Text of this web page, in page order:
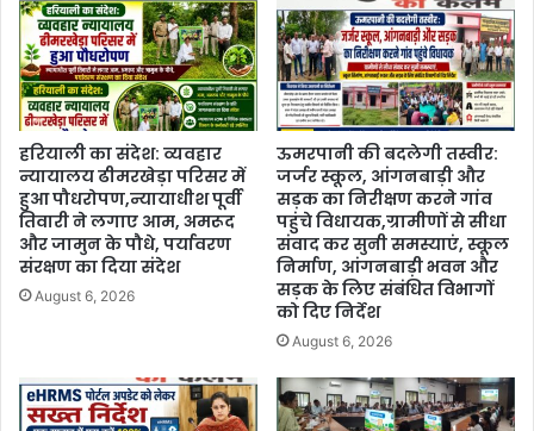
हरियाली का संदेश: व्यवहार
न्यायालय ढीमरखेड़ा परिसर में
हुआ पौधरोपण,न्यायाधीश पूर्वी
तिवारी ने लगाए आम, अमरूद
और जामुन के पौधे, पर्यावरण
संरक्षण का दिया संदेश
August 6, 2026
ऊमरपानी की बदलेगी तस्वीर:
जर्जर स्कूल, आंगनबाड़ी और
सड़क का निरीक्षण करने गांव
पहुंचे विधायक,ग्रामीणों से सीधा
संवाद कर सुनी समस्याएं, स्कूल
निर्माण, आंगनबाड़ी भवन और
सड़क के लिए संबंधित विभागों
को दिए निर्देश
August 6, 2026